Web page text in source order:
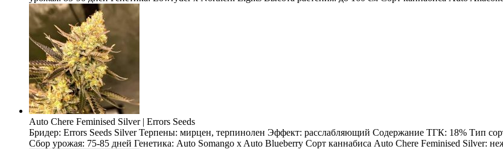
Auto Chere Feminised Silver | Errors Seeds
Бридер: Errors Seeds Silver Терпены: мирцен, терпинолен Эффект: расслабляющий Содержание ТГК: 18% Тип
Сбор урожая: 75-85 дней Генетика: Auto Somango x Auto Blueberry Сорт каннабиса Auto Chere Feminised Silver: